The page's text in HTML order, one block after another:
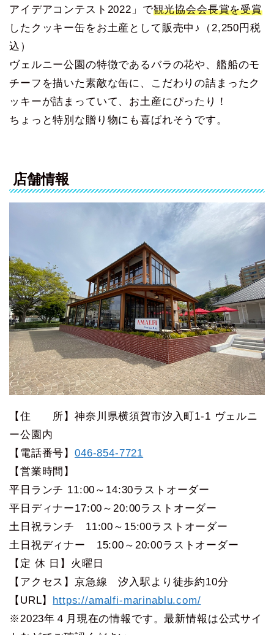
アイデアコンテスト2022」で観光協会会長賞を受賞
したクッキー缶をお土産として販売中♪（2,250円税
込）
ヴェルニー公園の特徴であるバラの花や、艦船のモ
チーフを描いた素敵な缶に、こだわりの詰まったク
ッキーが詰まっていて、お土産にぴったり！
ちょっと特別な贈り物にも喜ばれそうです。
店舗情報
【住 所】神奈川県横須賀市汐入町1-1 ヴェルニ
ー公園内
【電話番号】046-854-7721
【営業時間】
平日ランチ 11:00～14:30ラストオーダー
平日ディナー17:00～20:00ラストオーダー
土日祝ランチ 11:00～15:00ラストオーダー
土日祝ディナー 15:00～20:00ラストオーダー
【定 休 日】火曜日
【アクセス】京急線 汐入駅より徒歩約10分
【URL】 https://amalfi-marinablu.com/
※2023年４月現在の情報です。最新情報は公式サイ